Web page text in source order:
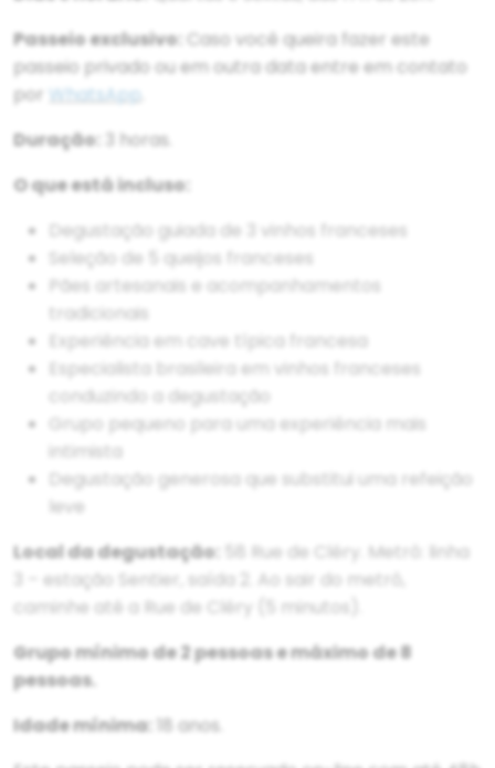
Passeio exclusivo: Caso você queira fazer este
passeio privado ou em outra data entre em contato
por WhatsApp
Duração:
3 horas.
O que está incluso:
Degustação guiada de 3 vinhos franceses
Seleção de 5 queijos franceses
Pães artesanais e acompanhamentos
tradicionais
Experiência em cave típica francesa
Especialista brasileira em vinhos franceses
conduzindo a degustação
Grupo pequeno para uma experiência mais
intimista
Degustação generosa que substitui uma refeição
leve
Local da degustação:
58 Rue de Cléry. Metrô: linha
3 – estação Sentier, saída 2. Ao sair do metrô,
caminhe até a Rue de Cléry (5 minutos).
Grupo mínimo de 2 pessoas e máximo de 8
pessoas.
Idade mínima: 18 anos.